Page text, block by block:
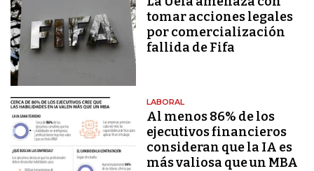
tomar acciones legales
por comercialización
fallida de Fifa
LABORAL
Al menos 86% de los
ejecutivos financieros
consideran que la IA es
más valiosa que un MBA